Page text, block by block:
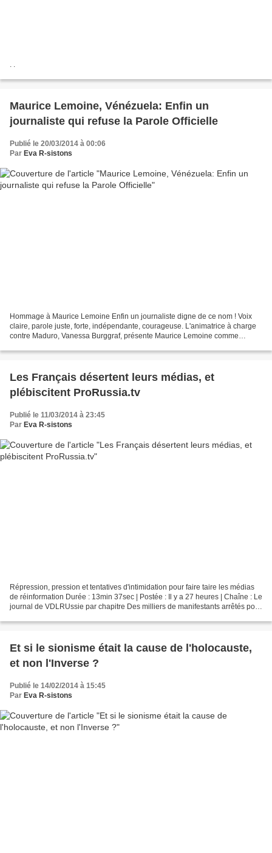
. .
Maurice Lemoine, Vénézuela: Enfin un
journaliste qui refuse la Parole Officielle
Publié le 20/03/2014 à 00:06
Par Eva R-sistons
Hommage à Maurice Lemoine Enfin un journaliste digne de ce nom ! Voix
claire, parole juste, forte, indépendante, courageuse. L'animatrice à charge
contre Maduro, Vanessa Burggraf, présente Maurice Lemoine comme
Les Français désertent leurs médias, et
plébiscitent ProRussia.tv
Publié le 11/03/2014 à 23:45
Par Eva R-sistons
Répression, pression et tentatives d'intimidation pour faire taire les médias
de réinformation Durée : 13min 37sec | Postée : Il y a 27 heures | Chaîne : Le
journal de VDLRUssie par chapitre Des milliers de manifestants arrêtés pour
Et si le sionisme était la cause de l'holocauste,
et non l'Inverse ?
Publié le 14/02/2014 à 15:45
Par Eva R-sistons